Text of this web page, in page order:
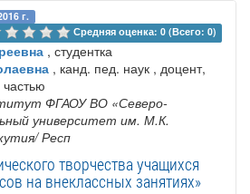
г.
Средняя оценка: 0 (Всего: 0)
, студентка
, канд. пед. наук , доцент,
ФГАОУ ВО «Северо-
университет им. М.К.
Респ
творчества учащихся
на внеклассных занятиях»